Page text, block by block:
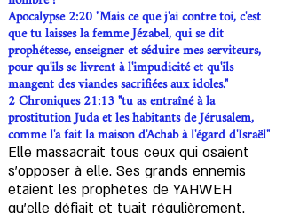
Apocalypse 2:20 "Mais ce que j'ai contre toi, c'est
que tu laisses la femme Jézabel, qui se dit
prophétesse, enseigner et séduire mes serviteurs,
pour qu'ils se livrent à l'impudicité et qu'ils
mangent des viandes sacrifiées aux idoles."​
2 Chroniques 21:13 "tu as entraîné à la
prostitution Juda et les habitants de Jérusalem,
comme l'a fait la maison d'Achab à l'égard d'Israël"
Elle massacrait tous ceux qui osaient
s'opposer à elle. Ses grands ennemis
étaient les prophètes de YAHWEH
qu’elle défiait et tuait régulièrement.